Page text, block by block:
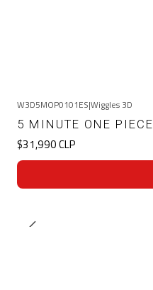
W3D5MOP0101ES|Wiggles 3D
5 MINUTE ONE PIECE
$31,990 CLP